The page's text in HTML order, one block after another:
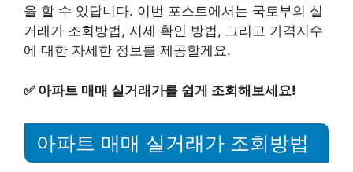
을 할 수 있답니다. 이번 포스트에서는 국토부의 실
거래가 조회방법, 시세 확인 방법, 그리고 가격지수
에 대한 자세한 정보를 제공할게요.
✅ 아파트 매매 실거래가를 쉽게 조회해보세요!
아파트 매매 실거래가 조회방법